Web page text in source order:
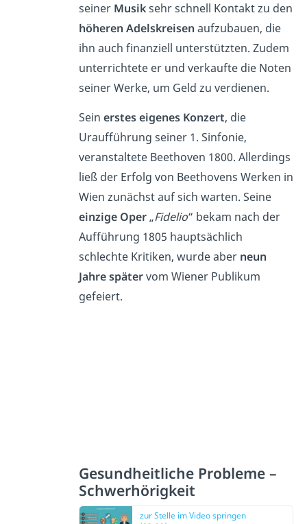
seiner Musiksehr schnell Kontakt zu den
höheren Adelskreisen aufzubauen, die
ihn auch finanziell unterstützten. Zudem
unterrichtete er und verkaufte die Noten
seiner Werke, um Geld zu verdienen.
Sein erstes eigenes Konzert, die
Uraufführung seiner 1. Sinfonie,
veranstaltete Beethoven 1800. Allerdings
ließ der Erfolg von Beethovens Werken in
Wien zunächst auf sich warten. Seine
einzige Oper„Fidelio“ bekam nach der
Aufführung 1805 hauptsächlich
schlechte Kritiken, wurde aber neun
Jahre spätervom Wiener Publikum
gefeiert.
Gesundheitliche Probleme –
Schwerhörigkeit
zur Stelle im Video springen